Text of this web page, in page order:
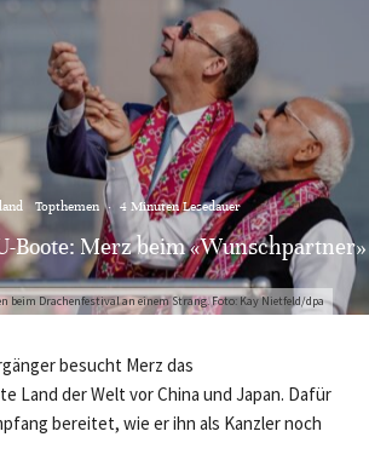
beim Drachenfestival an einem Strang. Foto: Kay Nietfeld/dpa
Topthemen · 4 Minuten Lesedauer
Boote: Merz beim «Wunschpartner»
besucht Merz das
Land der Welt vor China und Japan. Dafür
bereitet, wie er ihn als Kanzler noch